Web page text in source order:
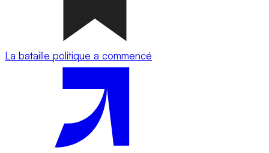
La bataille politique a commencé